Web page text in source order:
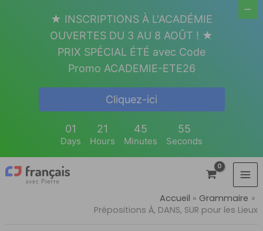
Accueil
Grammaire
Prépositions À, DANS, SUR pour les Lieux
★ INSCRIPTIONS À L'ACADÉMIE
OUVERTES DU 3 AU 8 AOÛT ! ★
PRIX SPÉCIAL ÉTÉ avec Code
Promo ACADEMIE-ETE26
Cliquez-ici
01
Days
21
Hours
45
Minutes
54
Seconds